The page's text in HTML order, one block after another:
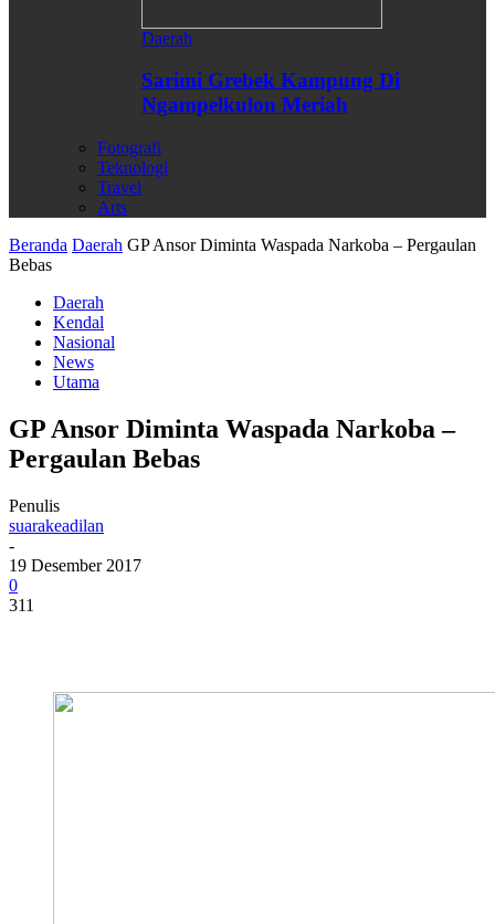
Daerah
Sarimi Grebek Kampung Di
Ngampelkulon Meriah
Fotografi
Teknologi
Travel
Arts
Beranda Daerah GP Ansor Diminta Waspada Narkoba – Pergaulan
Bebas
Daerah
Kendal
Nasional
News
Utama
GP Ansor Diminta Waspada Narkoba –
Pergaulan Bebas
Penulis
suarakeadilan
-
19 Desember 2017
0
311